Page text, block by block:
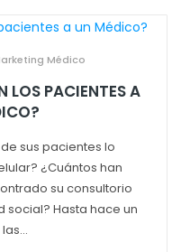
Médico
LOS PACIENTES A
sus pacientes lo
¿Cuántos han
su consultorio
social? Hasta hace un